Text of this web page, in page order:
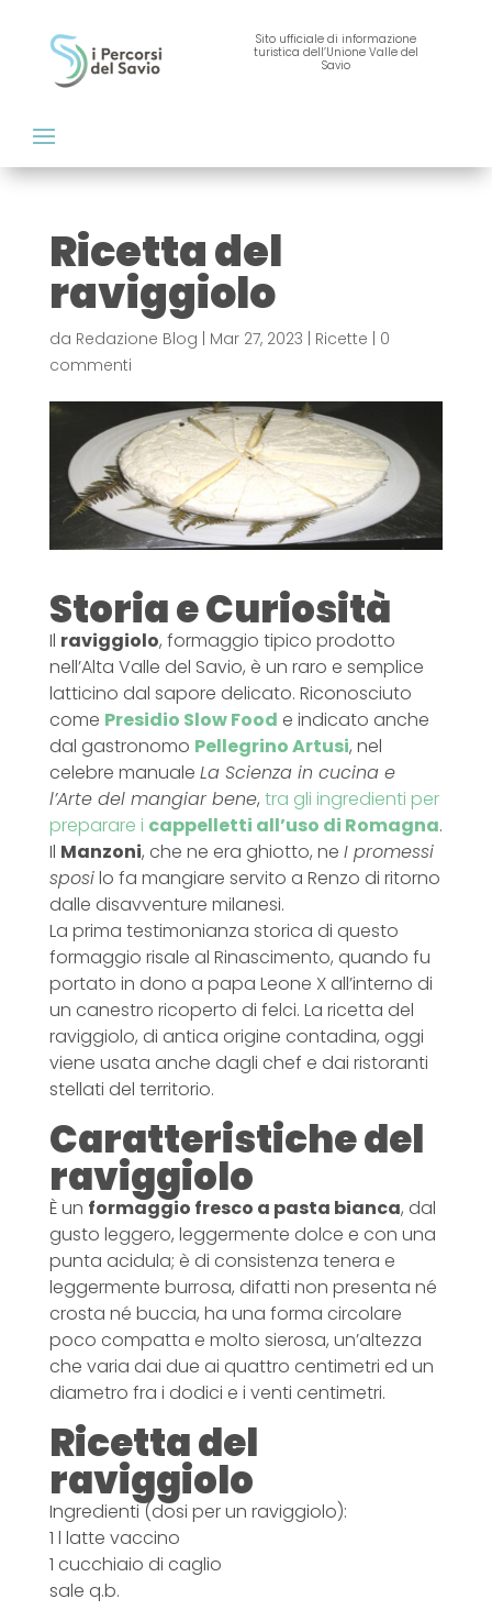
Sito ufficiale di informazione
turistica dell’Unione Valle del
Savio
Ricetta del
raviggiolo
da Redazione Blog Mar 27, 2023 Ricette
0
commenti
Storia e Curiosità
Il raviggiolo, formaggio tipico prodotto
nell’Alta Valle del Savio, è un raro e semplice
latticino dal sapore delicato. Riconosciuto
come Presidio Slow Food e indicato anche
dal gastronomo Pellegrino Artusi, nel
celebre manuale La Scienza in cucina e
l’Arte del mangiar bene, tra gli ingredienti per
preparare i cappelletti all’uso di Romagna.
Il Manzoni, che ne era ghiotto, ne I promessi
sposilo fa mangiare servito a Renzo di ritorno
dalle disavventure milanesi.
La prima testimonianza storica di questo
formaggio risale al Rinascimento, quando fu
portato in dono a papa Leone X all’interno di
un canestro ricoperto di felci. La ricetta del
raviggiolo, di antica origine contadina, oggi
viene usata anche dagli chef e dai ristoranti
stellati del territorio.
Caratteristiche del
raviggiolo
È un formaggio fresco a pasta bianca, dal
gusto leggero, leggermente dolce e con una
punta acidula; è di consistenza tenera e
leggermente burrosa, difatti non presenta né
crosta né buccia, ha una forma circolare
poco compatta e molto sierosa, un’altezza
che varia dai due ai quattro centimetri ed un
diametro fra i dodici e i venti centimetri.
Ricetta del
raviggiolo
Ingredienti (dosi per un raviggiolo):
1 l latte vaccino
1 cucchiaio di caglio
sale q.b.